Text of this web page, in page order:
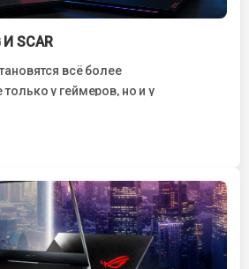
И SCAR
всё более
у геймеров, но и у
с тяжёлыми приложениями.